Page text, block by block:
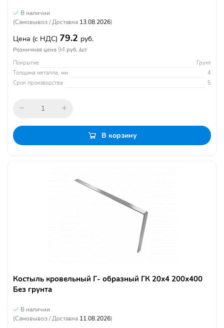
В наличии
(Самовывоз / Доставка 13.08.2026)
Цена (с НДС) 79.2 руб.
Розничная цена 94 руб. /шт
Покрытие
Грунт
Толщина металла, мм
4
Срок производства
5
В корзину
Костыль кровельный Г- образный ГК 20х4 200х400
Без грунта
В наличии
(Самовывоз / Доставка 11.08.2026)